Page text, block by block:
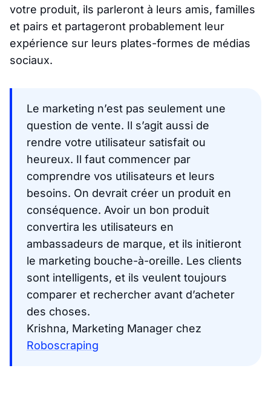
votre produit, ils parleront à leurs amis, familles
et pairs et partageront probablement leur
expérience sur leurs plates-formes de médias
sociaux.
Le marketing n’est pas seulement une
question de vente. Il s’agit aussi de
rendre votre utilisateur satisfait ou
heureux. Il faut commencer par
comprendre vos utilisateurs et leurs
besoins. On devrait créer un produit en
conséquence. Avoir un bon produit
convertira les utilisateurs en
ambassadeurs de marque, et ils initieront
le marketing bouche-à-oreille. Les clients
sont intelligents, et ils veulent toujours
comparer et rechercher avant d’acheter
des choses.
Krishna, Marketing Manager chez
Roboscraping